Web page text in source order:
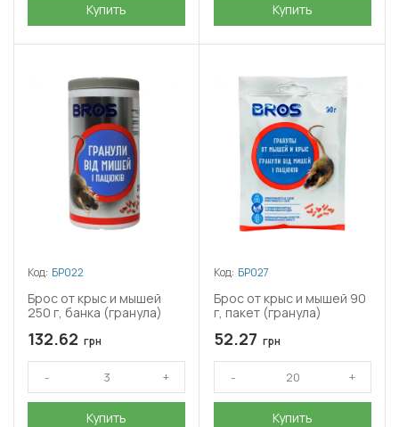
Купить Купить
Код: БР022
Брос от крыс и мышей
250 г, банка (гранула)
132.62 грн
Купить
Код: БР027
Брос от крыс и мышей 90
г, пакет (гранула)
52.27 грн
Купить